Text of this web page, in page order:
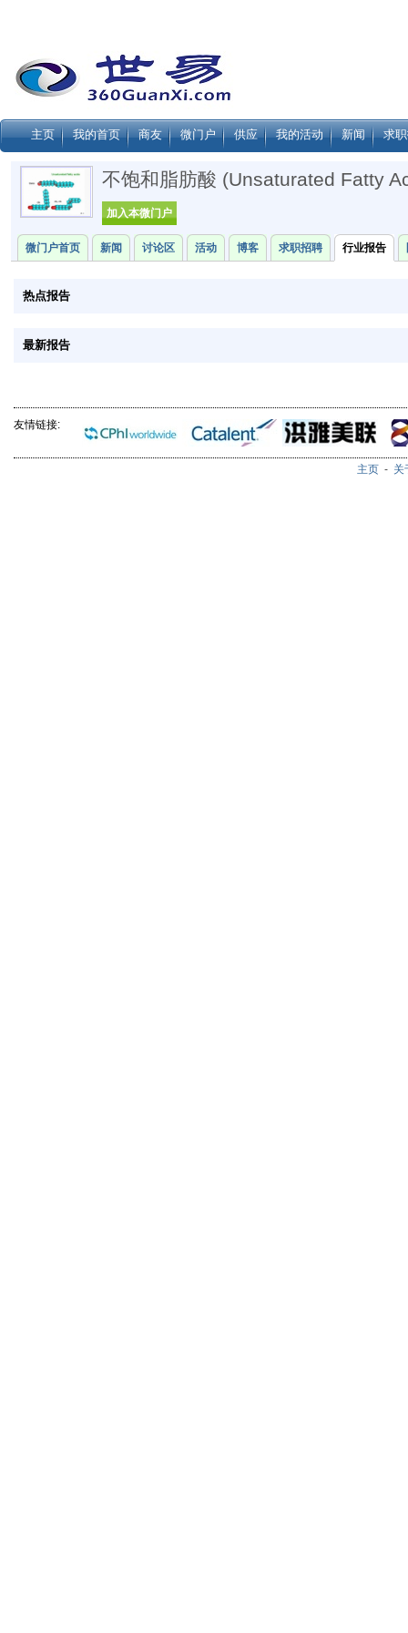
主页 我的首页 商友 微门户 供应 我的活动 新闻 求
不饱和脂肪酸 (unsaturated Fatty
加入本微门户
微门户首页 新闻 讨论区 活动 博客 求职招聘 行业报告
热点报告
最新报告
友情链接:
主页 - 关